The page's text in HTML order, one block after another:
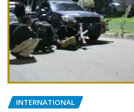
INTERNATIONAL